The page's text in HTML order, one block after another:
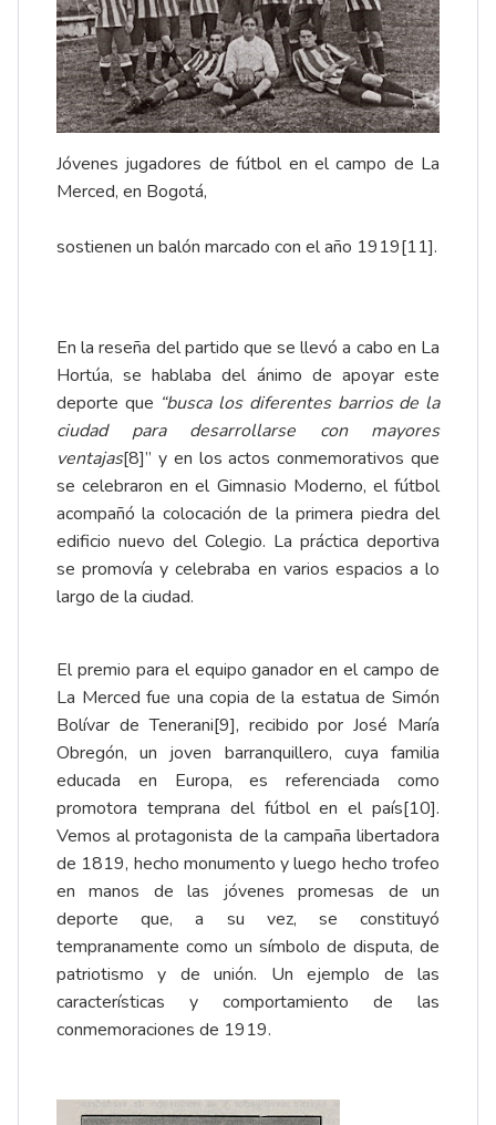
Jóvenes jugadores de fútbol en el campo de La
Merced, en Bogotá,
sostienen un balón marcado con el año 1919[11].
En la reseña del partido que se llevó a cabo en La
Hortúa, se hablaba del ánimo de apoyar este
deporte que “busca los diferentes barrios de la
ciudad para desarrollarse con mayores
ventajas[8]” y en los actos conmemorativos que
se celebraron en el Gimnasio Moderno, el fútbol
acompañó la colocación de la primera piedra del
edificio nuevo del Colegio. La práctica deportiva
se promovía y celebraba en varios espacios a lo
largo de la ciudad.
El premio para el equipo ganador en el campo de
La Merced fue una copia de la estatua de Simón
Bolívar de Tenerani[9], recibido por José María
Obregón, un joven barranquillero, cuya familia
educada en Europa, es referenciada como
promotora temprana del fútbol en el país[10].
Vemos al protagonista de la campaña libertadora
de 1819, hecho monumento y luego hecho trofeo
en manos de las jóvenes promesas de un
deporte que, a su vez, se constituyó
tempranamente como un símbolo de disputa, de
patriotismo y de unión. Un ejemplo de las
características y comportamiento de las
conmemoraciones de 1919.